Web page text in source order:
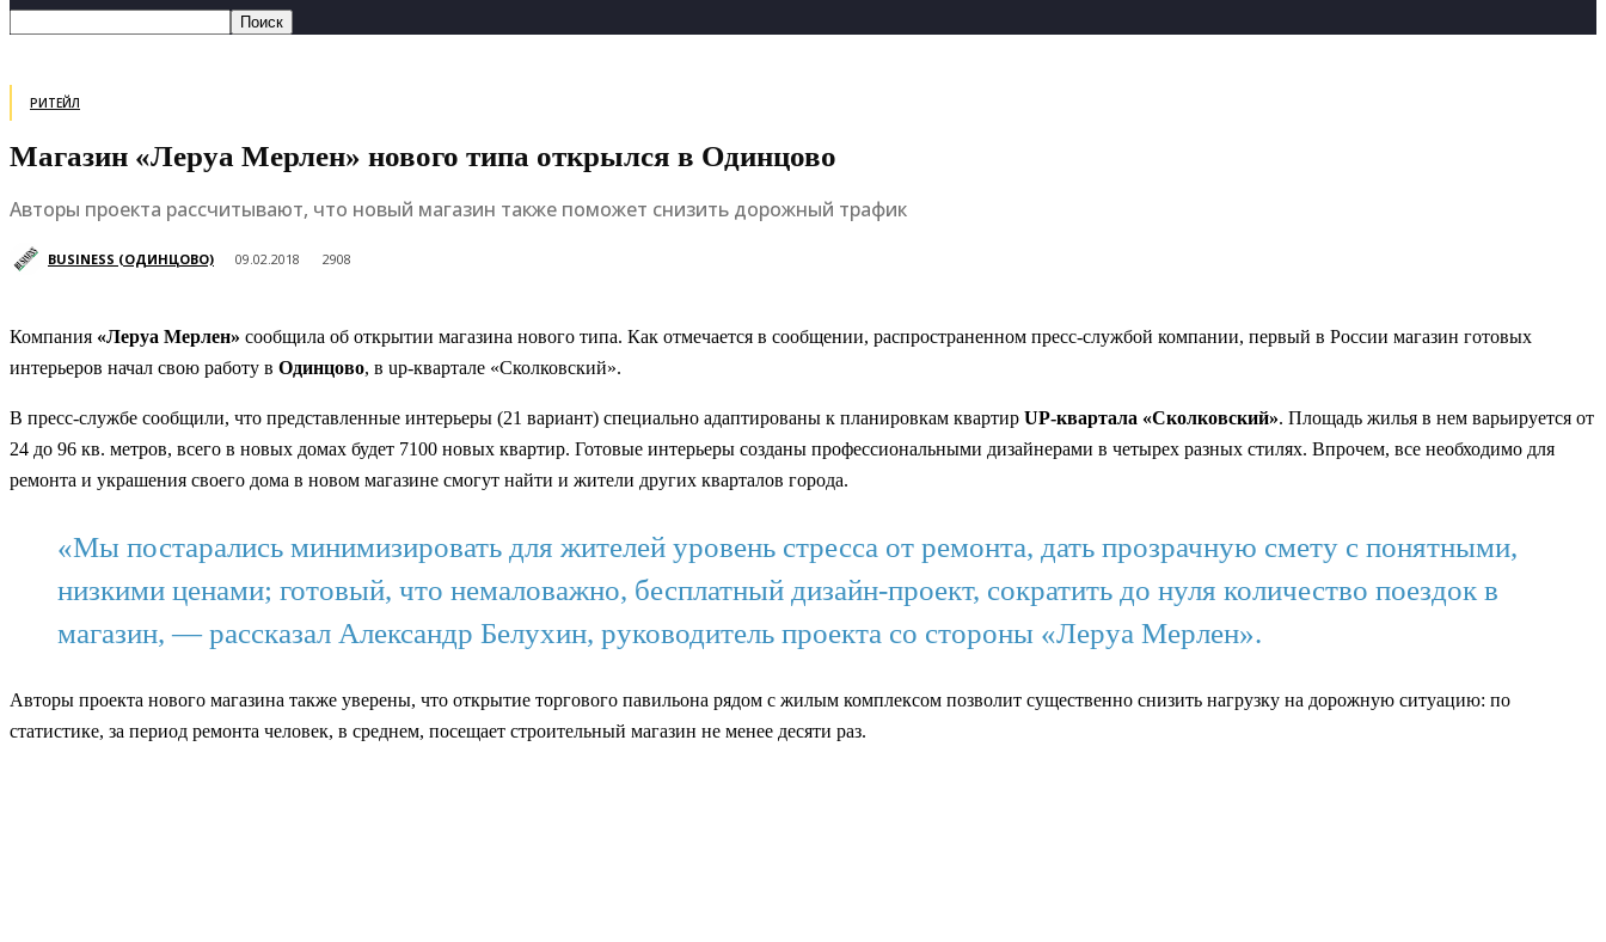
РИТЕЙЛ
Магазин «Леруа Мерлен» нового типа открылся в Одинцово
Авторы проекта рассчитывают, что новый магазин также поможет снизить дорожный трафик
BUSINESS (ОДИНЦОВО) 09.02.2018 2908
Компания «Леруа Мерлен» сообщила об открытии магазина нового типа. Как отмечается в сообщении, распространенном пресс-службой компании, первый в России магазин готовых
интерьеров начал свою работу в Одинцово, в up-квартале «Сколковский».
В пресс-службе сообщили, что представленные интерьеры (21 вариант) специально адаптированы к планировкам квартир UP-квартала «Сколковский». Площадь жилья в нем варьируется от
24 до 96 кв. метров, всего в новых домах будет 7100 новых квартир. Готовые интерьеры созданы профессиональными дизайнерами в четырех разных стилях. Впрочем, все необходимо для
ремонта и украшения своего дома в новом магазине смогут найти и жители других кварталов города.
«Мы постарались минимизировать для жителей уровень стресса от ремонта, дать прозрачную смету с понятными,
низкими ценами; готовый, что немаловажно, бесплатный дизайн-проект, сократить до нуля количество поездок в
магазин, — рассказал Александр Белухин, руководитель проекта со стороны «Леруа Мерлен».
Авторы проекта нового магазина также уверены, что открытие торгового павильона рядом с жилым комплексом позволит существенно снизить нагрузку на дорожную ситуацию: по
статистике, за период ремонта человек, в среднем, посещает строительный магазин не менее десяти раз.